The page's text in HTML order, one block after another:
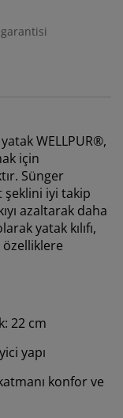
WELLPUR®,
için
Sünger
şeklini iyi takip
azaltarak daha
yatak kılıfı,
özelliklere
22 cm
yapı
konfor ve